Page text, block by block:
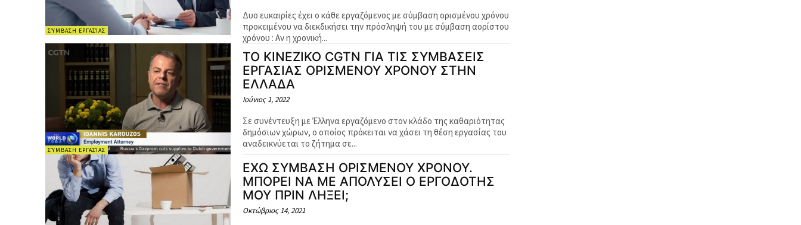
ΣΎΜΒΑΣΗ ΕΡΓΑΣΊΑΣ
Δυο ευκαιρίες έχει ο κάθε εργαζόμενος με σύμβαση ορισμένου χρόνου
προκειμένου να διεκδικήσει την πρόσληψή του με σύμβαση αορίστου
χρόνου : Αν η χρονική...
ΣΎΜΒΑΣΗ ΕΡΓΑΣΊΑΣ
ΤΟ ΚΙΝΕΖΙΚΟ CGTN ΓΙΑ ΤΙΣ ΣΥΜΒΑΣΕΙΣ
ΕΡΓΑΣΙΑΣ ΟΡΙΣΜΕΝΟΥ ΧΡΟΝΟΥ ΣΤΗΝ
ΕΛΛΑΔΑ
Ιούνιος 1, 2022
Σε συνέντευξη με Έλληνα εργαζόμενο στον κλάδο της καθαριότητας
δημόσιων χώρων, ο οποίος πρόκειται να χάσει τη θέση εργασίας του
αναδεικνύεται το ζήτημα σε...
ΕΧΩ ΣΥΜΒΑΣΗ ΟΡΙΣΜΕΝΟΥ ΧΡΟΝΟΥ.
ΜΠΟΡΕΙ ΝΑ ΜΕ ΑΠΟΛΥΣΕΙ Ο ΕΡΓΟΔΟΤΗΣ
ΜΟΥ ΠΡΙΝ ΛΗΞΕΙ;
Οκτώβριος 14, 2021